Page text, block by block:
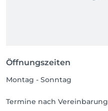
Öffnungszeiten
Montag - Sonntag
Termine nach Vereinbarung